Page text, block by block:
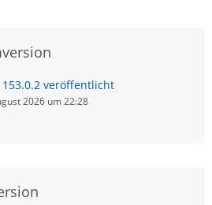
veröffentlicht
2026 um 22:28